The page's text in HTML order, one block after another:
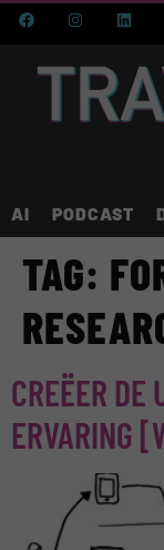
AI PODCAST
TAG:
CREËER DE
ERVARING